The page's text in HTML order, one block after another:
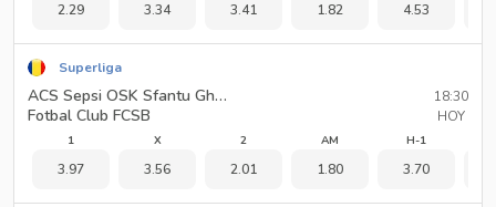
2.29 3.34 3.41 1.82 4.53
Superliga
ACS Sepsi OSK Sfantu Gheorghe
Fotbal Club FCSB
18:30
HOY
1
3.97
X
3.56
2
2.01
AM
1.80
H-1
3.70